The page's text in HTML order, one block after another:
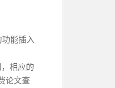
能插入
相应的
论文查